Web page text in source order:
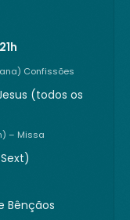
Confissões
(todos os
– Missa
Bênçãos